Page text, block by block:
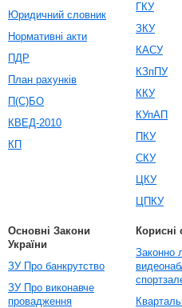
Юридичний словник
Нормативні акти
ПДР
План рахунків
П(С)БО
КВЕД-2010
КП
ГКУ
ЗКУ
КАСУ
КЗпПУ
ККУ
КУпАП
ПКУ
СКУ
ЦКУ
ЦПКУ
Основні Закони
України
ЗУ Про банкрутство
ЗУ Про виконавче
провадження
Корисні
Законно